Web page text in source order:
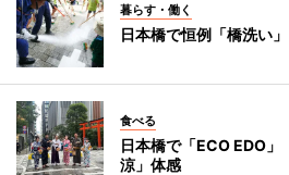
暮らす・働く
日本橋で恒例「橋洗い
食べる
日本橋で「ECO EDO
涼」体感